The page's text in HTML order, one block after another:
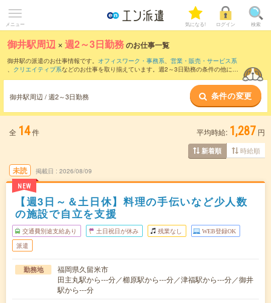
メニュー 気になる! ログイン 検索
御井駅周辺 ×週2～3日勤務のお仕事一覧
御井駅の派遣のお仕事情報です。 オフィスワーク・事務系、 営業・販売・サービス系
、 クリエイティブ系などのお仕事を取り揃えています。週2～3日勤務の条件の他に、
御井駅周辺 / 週2～3日勤務 条件の変更
全 14件 平均時給: 1,287 円
新着順 時給順
未読
NEW
掲載日 2026/08/09
【週3日～＆土日休】料理の手伝いなど少人数
の施設で自立を支援
交通費別途支給あり 土日祝日が休み 残業なし WEB登録OK
派遣
勤務地
福岡県久留米市
田主丸駅から---分／櫛原駅から---分／津福駅から---分／御井
駅から---分